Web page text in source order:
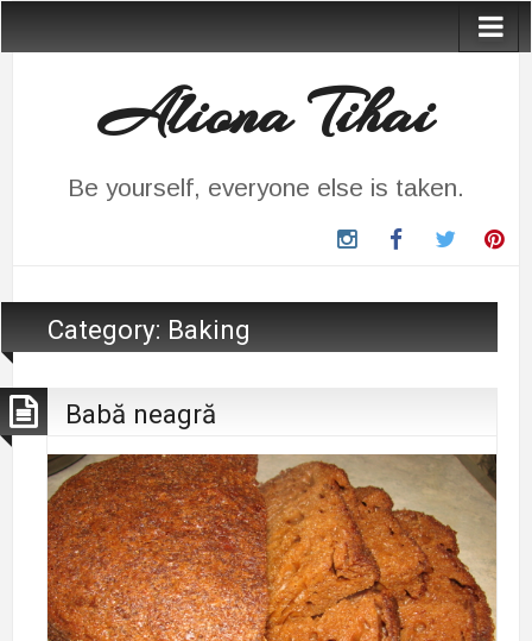
Aliona Tihai
Be yourself, everyone else is taken.
instagramFacebookTwitter
Category: Baking
Babă neagră